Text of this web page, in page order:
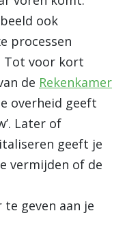
ook
processen
Tot voor kort
de Rekenkamer
overheid geeft
Later of
geeft je
vermijden of de
geven aan je